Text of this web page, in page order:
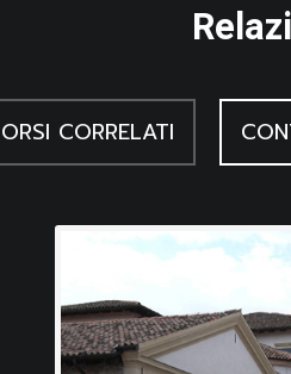
della Bassa trevigiana,
del giogo e delle sue parti in
contadini. Cultura materiale e
CORRELATI